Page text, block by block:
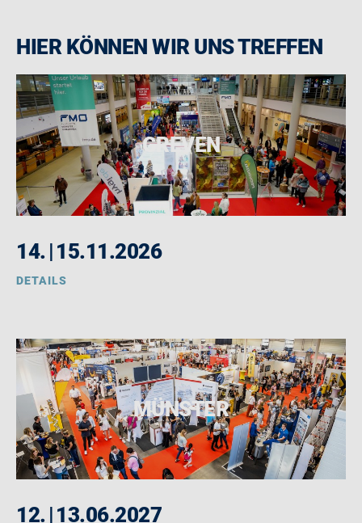
HIER KÖNNEN WIR UNS TREFFEN
GREVEN
14. | 15.11.2026
DETAILS
MÜNSTER
12. | 13.06.2027